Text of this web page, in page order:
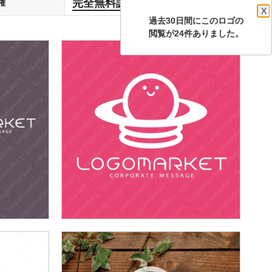
過去30日間にこのロゴの
X
閲覧が24件ありました。